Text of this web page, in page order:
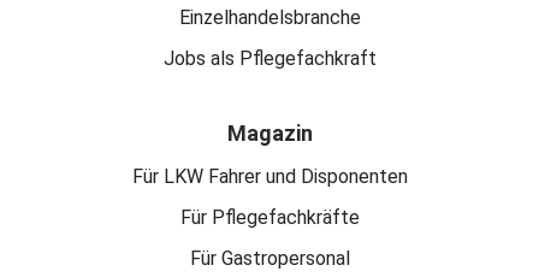
Einzelhandelsbranche
Jobs als Pflegefachkraft
Magazin
Für LKW Fahrer und Disponenten
Für Pflegefachkräfte
Für Gastropersonal